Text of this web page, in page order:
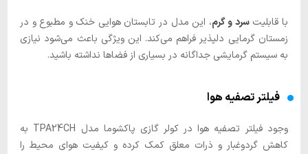
با قابلیتسرد و گرم، این مدل در تابستان هوایی خنک و مطبوع و در
زمستان گرمایی دلپذیر فراهم می‌کند. این ویژگی باعث می‌شود نیازی
به سیستم گرمایشی جداگانه در بسیاری از فضاها نداشته باشید.
فیلتر تصفیه هوا
وجود فیلتر تصفیه هوا در کولر گازی پاکشوما مدل TPA24CH به
کاهش گردوغبار و ذرات معلق کمک کرده و کیفیت هوای محیط را